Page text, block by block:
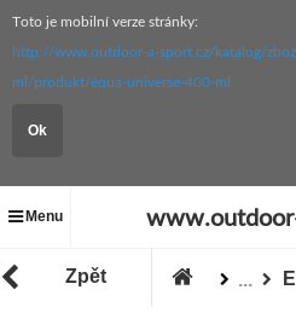
Toto je mobilní verze stránky:
http://www.outdoor-a-sport.cz/katalog/
ml/produkt/equa-universe-400-ml
Ok
Menu
Zpět ...